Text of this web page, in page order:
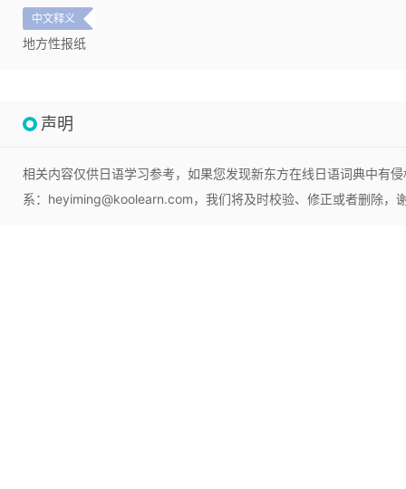
中文释义
地方性报纸
声明
相关内容仅供日语学习参考，如果您发现新东方在线日语词典中有
系：heyiming@koolearn.com，我们将及时校验、修正或者删除，